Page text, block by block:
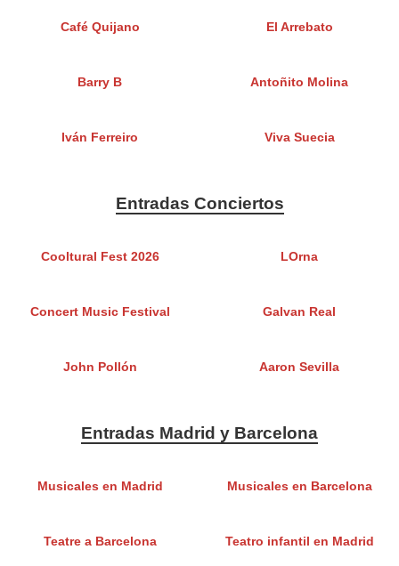
Café Quijano El Arrebato
Barry B Antoñito Molina
Iván Ferreiro Viva Suecia
Entradas Conciertos
Cooltural Fest 2026 LOrna
Concert Music Festival Galvan Real
John Pollón Aaron Sevilla
Entradas Madrid y Barcelona
Musicales en Madrid Musicales en Barcelona
Teatre a Barcelona Teatro infantil en Madrid